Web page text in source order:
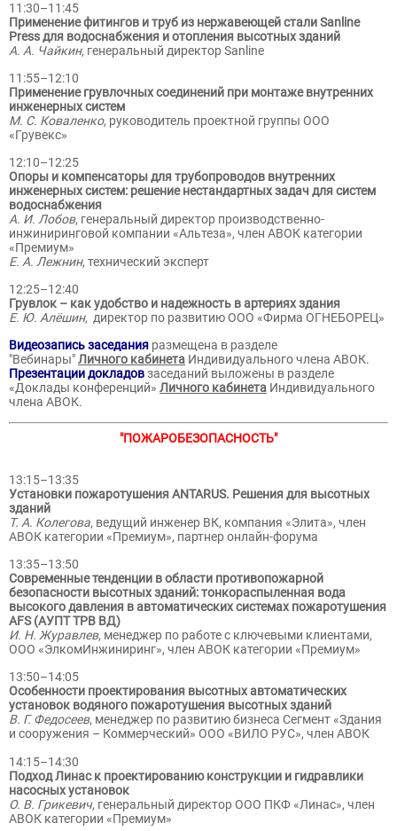
11:30–11:45
Применение фитингов и труб из нержавеющей стали Sanline
Press для водоснабжения и отопления высотных зданий
А. А. Чайкин, генеральный директор Sanline
11:55–12:10
Применение грувлочных соединений при монтаже внутренних
инженерных систем
М. С. Коваленко, руководитель проектной группы ООО
«Грувекс»
12:10–12:25
Опоры и компенсаторы для трубопроводов внутренних
инженерных систем: решение нестандартных задач для систем
водоснабжения
А. И. Лобов, генеральный директор производственно-
инжиниринговой компании «Альтеза», член АВОК категории
«Премиум»
Е. А. Лежнин, технический эксперт
12:25–12:40
Грувлок – как удобство и надежность в артериях здания
Е. Ю. Алёшин, директор по развитию ООО «Фирма ОГНЕБОРЕЦ»
Видеозапись заседания размещена в разделе
"Вебинары"Личного кабинета Индивидуального члена АВОК.
Презентации докладовзаседаний выложены в разделе
«Доклады конференций» Личного кабинета Индивидуального
члена АВОК.
"ПОЖАРОБЕЗОПАСНОСТЬ"
13:15–13:35
Установки пожаротушения ANTARUS. Решения для высотных
зданий
Т. А. Колегова, ведущий инженер ВК, компания «Элита», член
АВОК категории «Премиум», партнер онлайн-форума
13:35–13:50
Современные тенденции в области противопожарной
безопасности высотных зданий: тонкораспыленная вода
высокого давления в автоматических системах пожаротушения
AFS (АУПТ ТРВ ВД)
И. Н. Журавлев, менеджер по работе с ключевыми клиентами,
ООО «ЭлкомИнжиниринг», член АВОК категории «Премиум»
13:50–14:05
Особенности проектирования высотных автоматических
установок водяного пожаротушения высотных зданий
В. Г. Федосеев, менеджер по развитию бизнеса Сегмент «Здания
и сооружения – Коммерческий» ООО «ВИЛО РУС», член АВОК
14:15–14:30
Подход Линас к проектированию конструкции и гидравлики
насосных установок
О. В. Грикевич, генеральный директор ООО ПКФ «Линас», член
АВОК категории «Премиум»